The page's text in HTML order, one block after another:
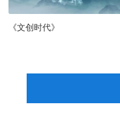
《文创时代》